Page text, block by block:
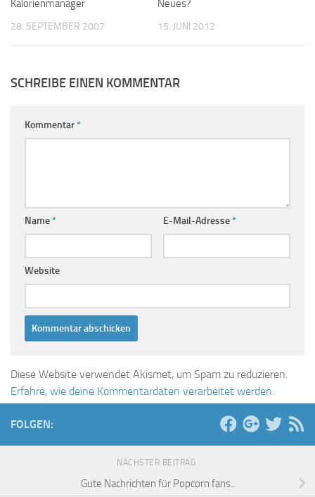
Kalorienmanager
28. SEPTEMBER 2007
Neues?
15. JUNI 2012
SCHREIBE EINEN KOMMENTAR
Kommentar*
Name* E-Mail-Adresse*
Website
Diese Website verwendet Akismet, um Spam zu reduzieren.
Erfahre, wie deine Kommentardaten verarbeitet werden.
FOLGEN:
NÄCHSTER BEITRAG
Gute Nachrichten für Popcorn fans..